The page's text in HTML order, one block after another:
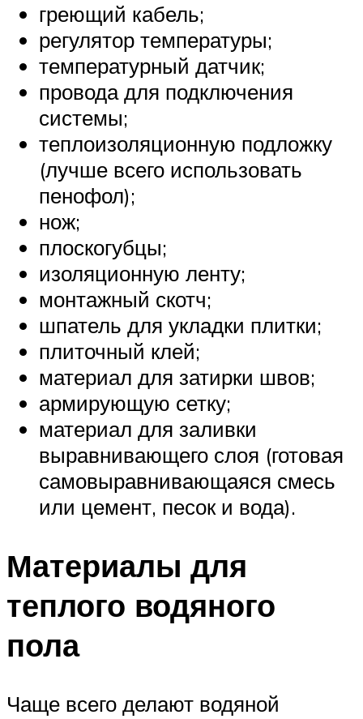
греющий кабель;
регулятор температуры;
температурный датчик;
провода для подключения
системы;
теплоизоляционную подложку
(лучше всего использовать
пенофол);
нож;
плоскогубцы;
изоляционную ленту;
монтажный скотч;
шпатель для укладки плитки;
плиточный клей;
материал для затирки швов;
армирующую сетку;
материал для заливки
выравнивающего слоя (готовая
самовыравнивающаяся смесь
или цемент, песок и вода).
Материалы для
теплого водяного
пола
Чаще всего делают водяной